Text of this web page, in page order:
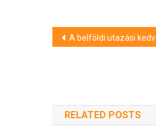
Bejegyzés
A belföldi utazási kedv élénkítését célzó kampányt indít a Visit Hungary
RELATED POSTS